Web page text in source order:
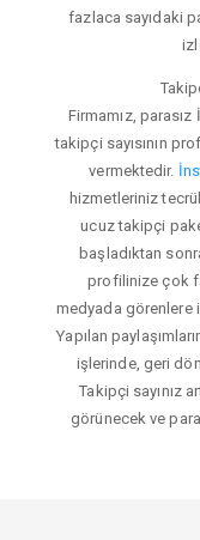
fazlaca sayıdaki
Firmamız, parasız
takipçi sayısının
vermektedir.
hizmetleriniz
ucuz takipçi
başladıktan
profilinize çok
medyada görenlere
Yapılan
işlerinde, geri
Takipçi sayınız
görünecek ve